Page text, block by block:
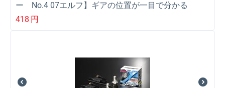
ー No.4 07エルフ】ギアの位置が一目で分かる
418 円